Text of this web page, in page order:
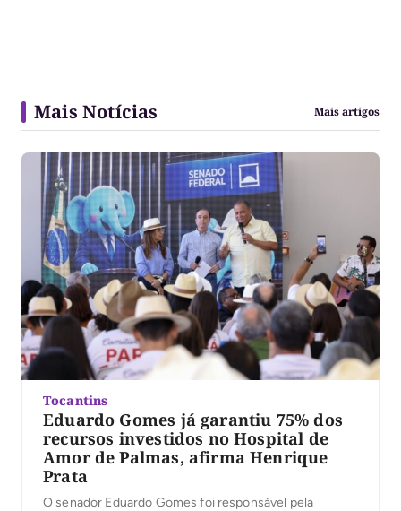
Mais Notícias Mais artigos
Tocantins
Eduardo Gomes já garantiu 75% dos
recursos investidos no Hospital de
Amor de Palmas, afirma Henrique
Prata
O senador Eduardo Gomes foi responsável pela